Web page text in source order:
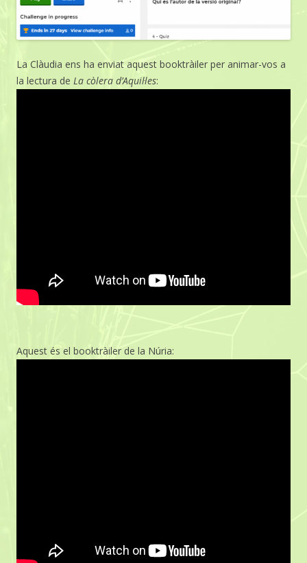
La Clàudia ens ha enviat aquest booktràiler per animar-vos a
la lectura de La còlera d’Aquil·les:
Aquest és el booktràiler de la Núria: